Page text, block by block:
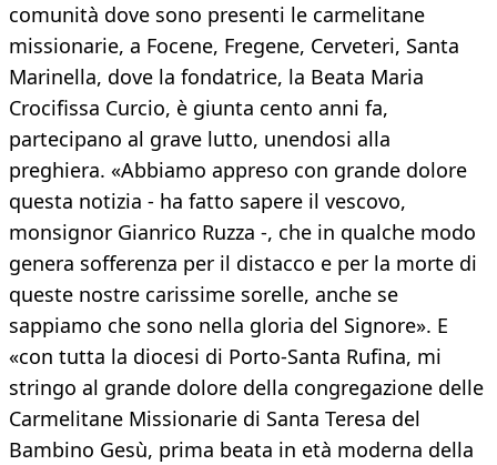
comunità dove sono presenti le carmelitane
missionarie, a Focene, Fregene, Cerveteri, Santa
Marinella, dove la fondatrice, la Beata Maria
Crocifissa Curcio, è giunta cento anni fa,
partecipano al grave lutto, unendosi alla
preghiera. «Abbiamo appreso con grande dolore
questa notizia - ha fatto sapere il vescovo,
monsignor Gianrico Ruzza -, che in qualche modo
genera sofferenza per il distacco e per la morte di
queste nostre carissime sorelle, anche se
sappiamo che sono nella gloria del Signore». E
«con tutta la diocesi di Porto-Santa Rufina, mi
stringo al grande dolore della congregazione delle
Carmelitane Missionarie di Santa Teresa del
Bambino Gesù, prima beata in età moderna della